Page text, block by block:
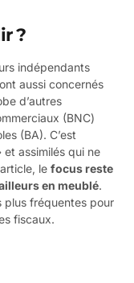
?
indépendants
aussi concernés
d’autres
(BNC)
(BA). C’est
assimilés qui ne
le focus reste
en meublé.
plus fréquentes pour
fiscaux.